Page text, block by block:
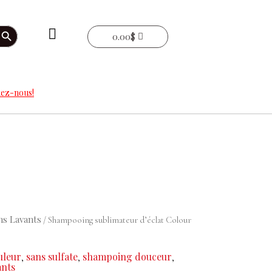
Button
0.00$
nous!
Lavants / Shampooing sublimateur d’éclat Colour
, sans sulfate, shampoing douceur,